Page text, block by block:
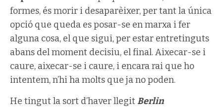
formes, és morir i desaparèixer, per tant la única
opció que queda es posar-se en marxa i fer
alguna cosa, el que sigui, per estar entretinguts
abans del moment decisiu, el final. Aixecar-se i
caure, aixecar-se i caure, i encara rai que ho
intentem, n’hi ha molts que ja no poden.
He tingut la sort d’haver llegitBerlin